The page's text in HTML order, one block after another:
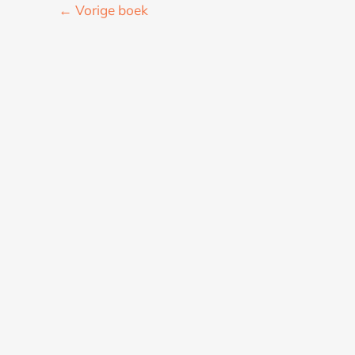
← Vorige boek